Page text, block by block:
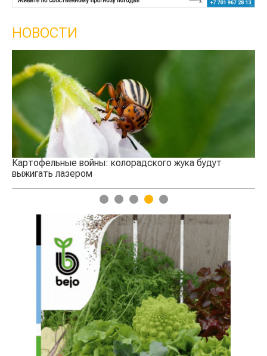
НОВОСТИ
Картофельные войны: колорадского жука будут
выжигать лазером
1 2 3 4 5